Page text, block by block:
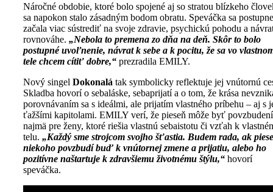
Náročné obdobie, ktoré bolo spojené aj so stratou blízkeho
sa napokon stalo zásadným bodom obratu. Speváčka sa postupne
začala viac sústrediť na svoje zdravie, psychickú pohodu a
rovnováhe. „Nebola to premena zo dňa na deň. Skôr to bolo
postupné uvoľnenie, návrat k sebe a k pocitu, že sa vo
tele chcem cítiť dobre,“ prezradila EMILY.
Nový singel Dokonalá tak symbolicky reflektuje jej vnútornú
Skladba hovorí o sebaláske, sebaprijatí a o tom, že krása
porovnávaním sa s ideálmi, ale prijatím vlastného príbehu – aj s
ťažšími kapitolami. EMILY verí, že pieseň môže byť
najmä pre ženy, ktoré riešia vlastnú sebaistotu či vzťah k
telu. „Každý sme strojcom svojho šťastia. Budem rada, ak
niekoho povzbudí buď k vnútornej zmene a prijatiu, alebo ho
pozitívne naštartuje k zdravšiemu životnému štýlu,“ hovorí
speváčka.